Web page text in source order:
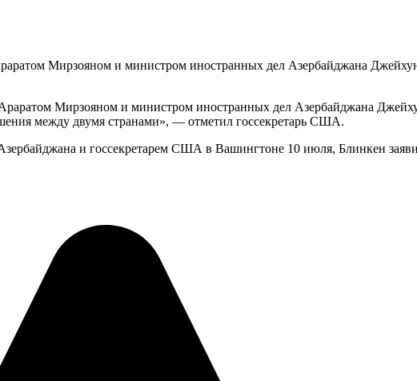
Мирзояном и министром иностранных дел Азербайджана
Мирзояном и министром иностранных дел Азербайджана
между двумя странами», — отметил госсекретарь США.
и госсекретарем США в Вашингтоне 10 июля, Блинкен